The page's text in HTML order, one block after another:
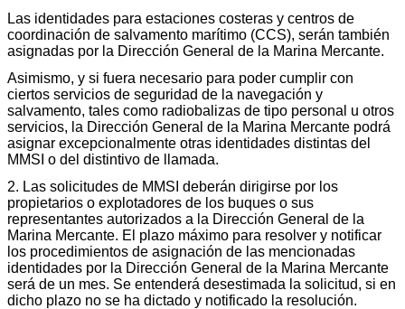
Las identidades para estaciones costeras y centros de
coordinación de salvamento marítimo (CCS), serán también
asignadas por la Dirección General de la Marina Mercante.
Asimismo, y si fuera necesario para poder cumplir con
ciertos servicios de seguridad de la navegación y
salvamento, tales como radiobalizas de tipo personal u otros
servicios, la Dirección General de la Marina Mercante podrá
asignar excepcionalmente otras identidades distintas del
MMSI o del distintivo de llamada.
2. Las solicitudes de MMSI deberán dirigirse por los
propietarios o explotadores de los buques o sus
representantes autorizados a la Dirección General de la
Marina Mercante. El plazo máximo para resolver y notificar
los procedimientos de asignación de las mencionadas
identidades por la Dirección General de la Marina Mercante
será de un mes. Se entenderá desestimada la solicitud, si en
dicho plazo no se ha dictado y notificado la resolución.